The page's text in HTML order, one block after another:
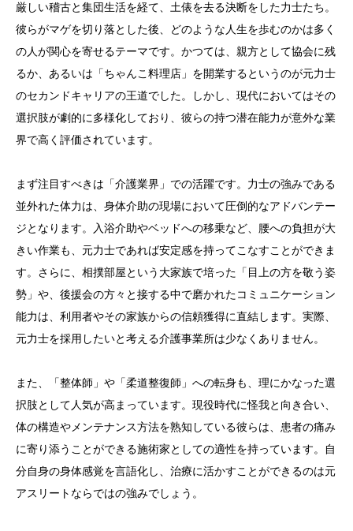
厳しい稽古と集団生活を経て、土俵を去る決断をした力士たち。
彼らがマゲを切り落とした後、どのような人生を歩むのかは多く
の人が関心を寄せるテーマです。かつては、親方として協会に残
るか、あるいは「ちゃんこ料理店」を開業するというのが元力士
のセカンドキャリアの王道でした。しかし、現代においてはその
選択肢が劇的に多様化しており、彼らの持つ潜在能力が意外な業
界で高く評価されています。
まず注目すべきは「介護業界」での活躍です。力士の強みである
並外れた体力は、身体介助の現場において圧倒的なアドバンテー
ジとなります。入浴介助やベッドへの移乗など、腰への負担が大
きい作業も、元力士であれば安定感を持ってこなすことができま
す。さらに、相撲部屋という大家族で培った「目上の方を敬う姿
勢」や、後援会の方々と接する中で磨かれたコミュニケーション
能力は、利用者やその家族からの信頼獲得に直結します。実際、
元力士を採用したいと考える介護事業所は少なくありません。
また、「整体師」や「柔道整復師」への転身も、理にかなった選
択肢として人気が高まっています。現役時代に怪我と向き合い、
体の構造やメンテナンス方法を熟知している彼らは、患者の痛み
に寄り添うことができる施術家としての適性を持っています。自
分自身の身体感覚を言語化し、治療に活かすことができるのは元
アスリートならではの強みでしょう。